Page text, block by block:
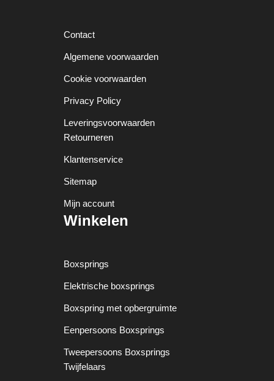
Contact
Algemene voorwaarden
Cookie voorwaarden
Privacy Policy
Leveringsvoorwaarden
Retourneren
Klantenservice
Sitemap
Mijn account
Winkelen
Boxsprings
Elektrische boxsprings
Boxspring met opbergruimte
Eenpersoons Boxsprings
Tweepersoons Boxsprings
Twijfelaars